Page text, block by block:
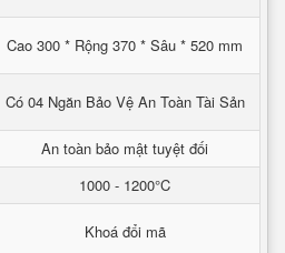
Cao 300 * Rộng 370 * Sâu * 520 mm
Có 04 Ngăn Bảo Vệ An Toàn Tài Sản
An toàn bảo mật tuyệt đối
1000 - 1200°C
Khoá đổi mã